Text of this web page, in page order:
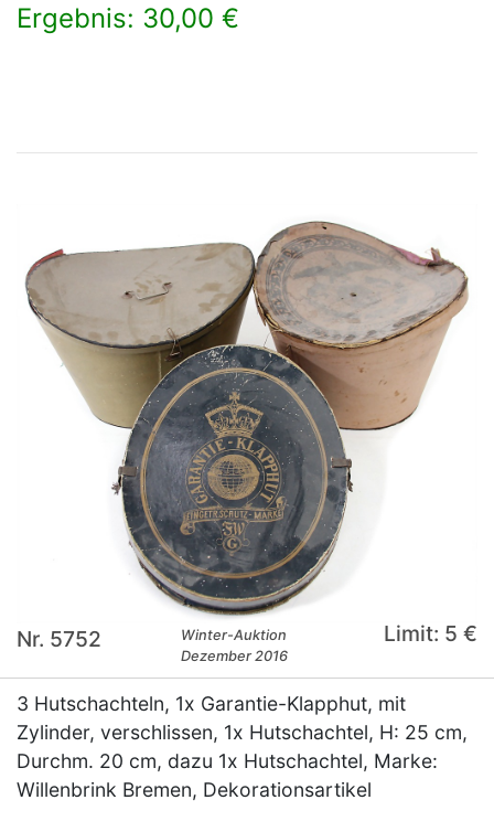
Ergebnis: 30,00 €
Nr. 5752
Winter-Auktion
Dezember 2016
Limit: 5 €
3 Hutschachteln, 1x Garantie-Klapphut, mit
Zylinder, verschlissen, 1x Hutschachtel, H: 25 cm,
Durchm. 20 cm, dazu 1x Hutschachtel, Marke:
Willenbrink Bremen, Dekorationsartikel